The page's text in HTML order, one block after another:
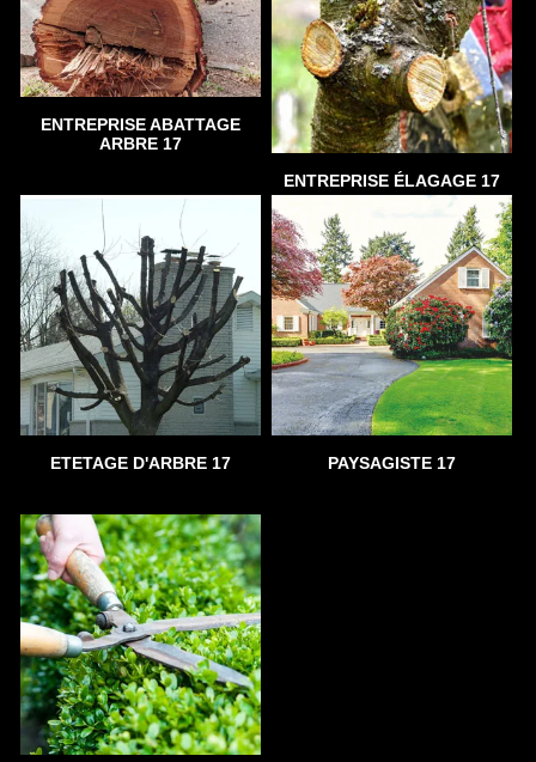
ENTREPRISE ABATTAGE
ARBRE 17
ENTREPRISE ÉLAGAGE 17
ETETAGE D'ARBRE 17 PAYSAGISTE 17